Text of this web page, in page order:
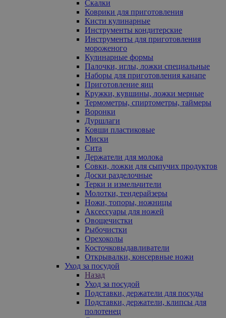
Скалки
Коврики для приготовления
Кисти кулинарные
Инструменты кондитерские
Инструменты для приготовления
мороженого
Кулинарные формы
Палочки, иглы, ложки специальные
Наборы для приготовления канапе
Приготовление яиц
Кружки, кувшины, ложки мерные
Термометры, спиртометры, таймеры
Воронки
Дуршлаги
Ковши пластиковые
Миски
Сита
Держатели для молока
Совки, ложки для сыпучих продуктов
Доски разделочные
Терки и измельчители
Молотки, тендерайзеры
Ножи, топоры, ножницы
Аксессуары для ножей
Овощечистки
Рыбочистки
Орехоколы
Косточковыдавливатели
Открывалки, консервные ножи
Уход за посудой
Назад
Уход за посудой
Подставки, держатели для посуды
Подставки, держатели, клипсы для
полотенец